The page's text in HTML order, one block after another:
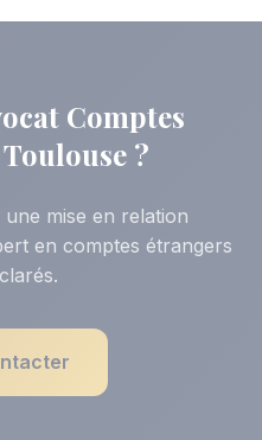
Comptes
?
mise en relation
en comptes étrangers